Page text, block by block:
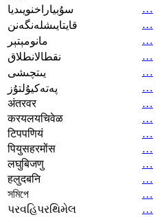
سۇبياراخنويىديا
…
قايتايىشلەنگەنن
…
مانومېتېر
…
نقطالانطلاق
…
يىتچىشى
…
پەتەكيۇلتۇز
…
अंतरवर
…
करयलयचिवेळ
…
टिपपणियं
…
पियुसहरमोंस
…
लघुबिजणु
…
हलुदबनि
…
সমিপে
…
પરવહિપરથિમેલ
…